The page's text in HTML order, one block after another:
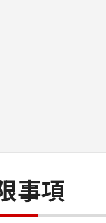
allow other users
that all such
make one copy of
not use the
NOTICE
事項